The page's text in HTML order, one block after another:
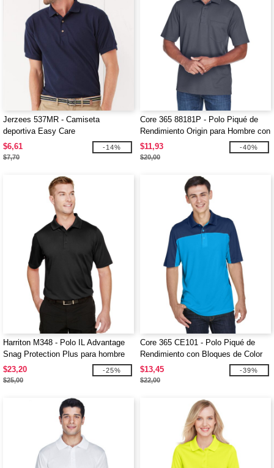
Jerzees 537MR - Camiseta
deportiva Easy Care
$6,61
$7,70
-14%
Core 365 88181P - Polo Piqué de
Rendimiento Origin para Hombre con
Bolsillo
$11,93
$20,00
-40%
Harriton M348 - Polo IL Advantage
Snag Protection Plus para hombre
$23,20
$25,00
-25%
Core 365 CE101 - Polo Piqué de
Rendimiento con Bloques de Color
para Hombre
$13,45
$22,00
-39%